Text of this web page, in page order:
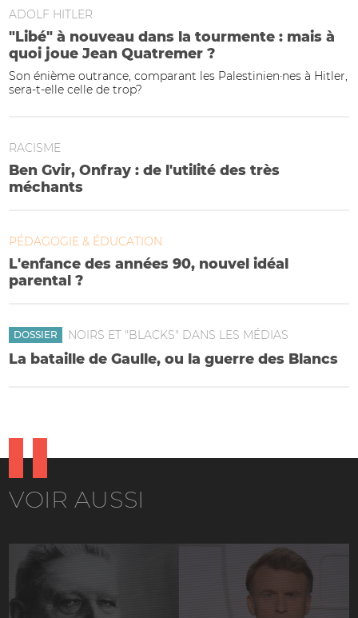
ADOLF HITLER
"Libé" à nouveau dans la tourmente : mais à
quoi joue Jean Quatremer ?
Son énième outrance, comparant les Palestinien·nes à Hitler,
sera-t-elle celle de trop?
RACISME
Ben Gvir, Onfray : de l'utilité des très
méchants
PÉDAGOGIE & ÉDUCATION
L'enfance des années 90, nouvel idéal
parental ?
DOSSIER NOIRS ET "BLACKS" DANS LES MÉDIAS
La bataille de Gaulle, ou la guerre des Blancs
VOIR AUSSI